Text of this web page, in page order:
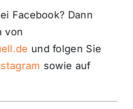
Facebook? Dann
von
und folgen Sie
sowie auf